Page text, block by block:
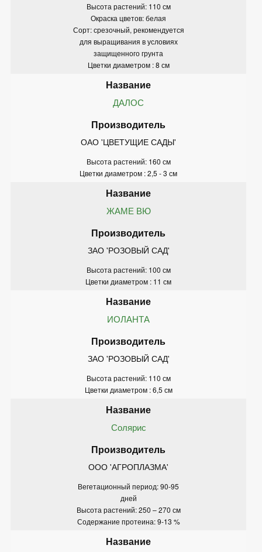
Высота растений: 110 см
Окраска цветов: белая
Сорт: срезочный, рекомендуется
для выращивания в условиях
защищенного грунта
Цветки диаметром : 8 см
ДАЛОС
ОАО 'ЦВЕТУЩИЕ САДЫ'
Высота растений: 160 см
Цветки диаметром : 2,5 - 3 см
ЖАМЕ ВЮ
ЗАО 'РОЗОВЫЙ САД'
Высота растений: 100 см
Цветки диаметром : 11 см
ИОЛАНТА
ЗАО 'РОЗОВЫЙ САД'
Высота растений: 110 см
Цветки диаметром : 6,5 см
Солярис
ООО 'АГРОПЛАЗМА'
Вегетационный период: 90-95
дней
Высота растений: 250 – 270 см
Содержание протеина: 9-13 %